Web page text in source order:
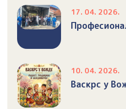
17. 04. 2026.
10. 04. 2026.
Васкрс у